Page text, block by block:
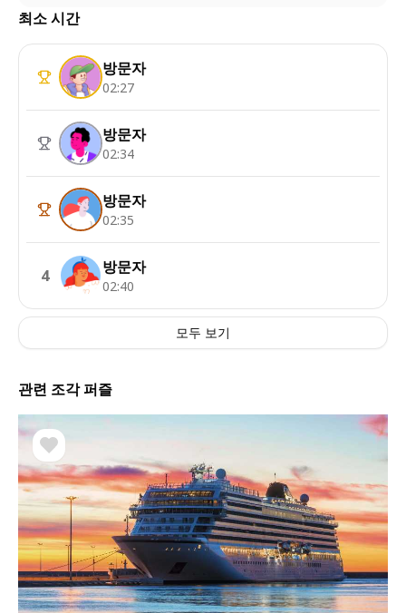
최소 시간
방문자
02:27
방문자
02:34
방문자
02:35
4 방문자
02:40
모두 보기
관련 조각 퍼즐